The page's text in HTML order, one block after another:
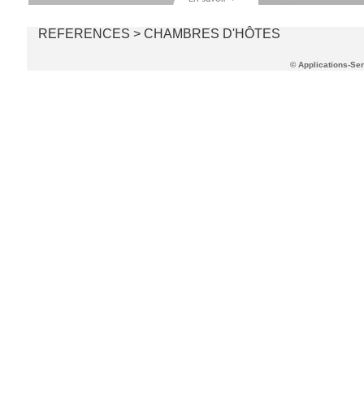
REFERENCES > CHAMBRES D'HÔTES
© Applications-